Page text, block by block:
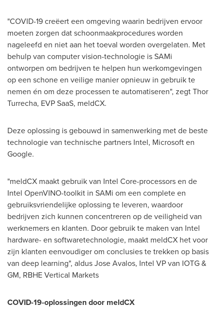
"COVID-19 creëert een omgeving waarin bedrijven ervoor
moeten zorgen dat schoonmaakprocedures worden
nageleefd en niet aan het toeval worden overgelaten. Met
behulp van computer vision-technologie is SAMi
ontworpen om bedrijven te helpen hun werkomgevingen
op een schone en veilige manier opnieuw in gebruik te
nemen én om deze processen te automatiseren", zegt Thor
Turrecha, EVP SaaS, meldCX.
Deze oplossing is gebouwd in samenwerking met de beste
technologie van technische partners Intel, Microsoft en
Google.
"meldCX maakt gebruik van Intel Core-processors en de
Intel OpenVINO-toolkit in SAMi om een complete en
gebruiksvriendelijke oplossing te leveren, waardoor
bedrijven zich kunnen concentreren op de veiligheid van
werknemers en klanten. Door gebruik te maken van Intel
hardware- en softwaretechnologie, maakt meldCX het voor
zijn klanten eenvoudiger om conclusies te trekken op basis
van deep learning", aldusJose Avalos, Intel VP van IOTG &
GM, RBHE Vertical Markets
COVID-19-oplossingen door meldCX